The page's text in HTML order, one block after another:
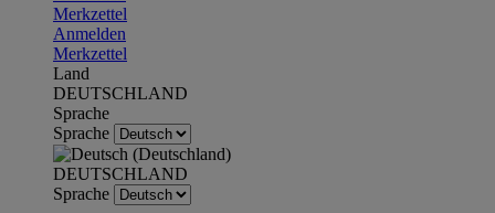
Merkzettel
Anmelden
Merkzettel
Land
DEUTSCHLAND
Sprache
Sprache
DEUTSCHLAND
Sprache